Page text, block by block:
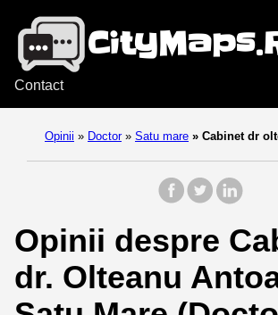
Contact
Opinii » Doctor » Satu mare » Cabinet dr
Opinii despre
dr. Olteanu